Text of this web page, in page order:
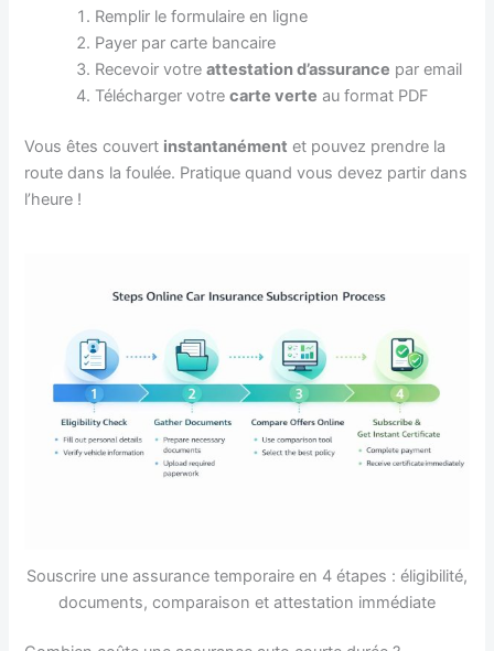
Remplir le formulaire en ligne
Payer par carte bancaire
Recevoir votreattestation d’assurance par email
Télécharger votrecarte verte au format PDF
Vous êtes couvert instantanément et pouvez prendre la
route dans la foulée. Pratique quand vous devez partir dans
l’heure !
Souscrire une assurance temporaire en 4 étapes : éligibilité,
documents, comparaison et attestation immédiate